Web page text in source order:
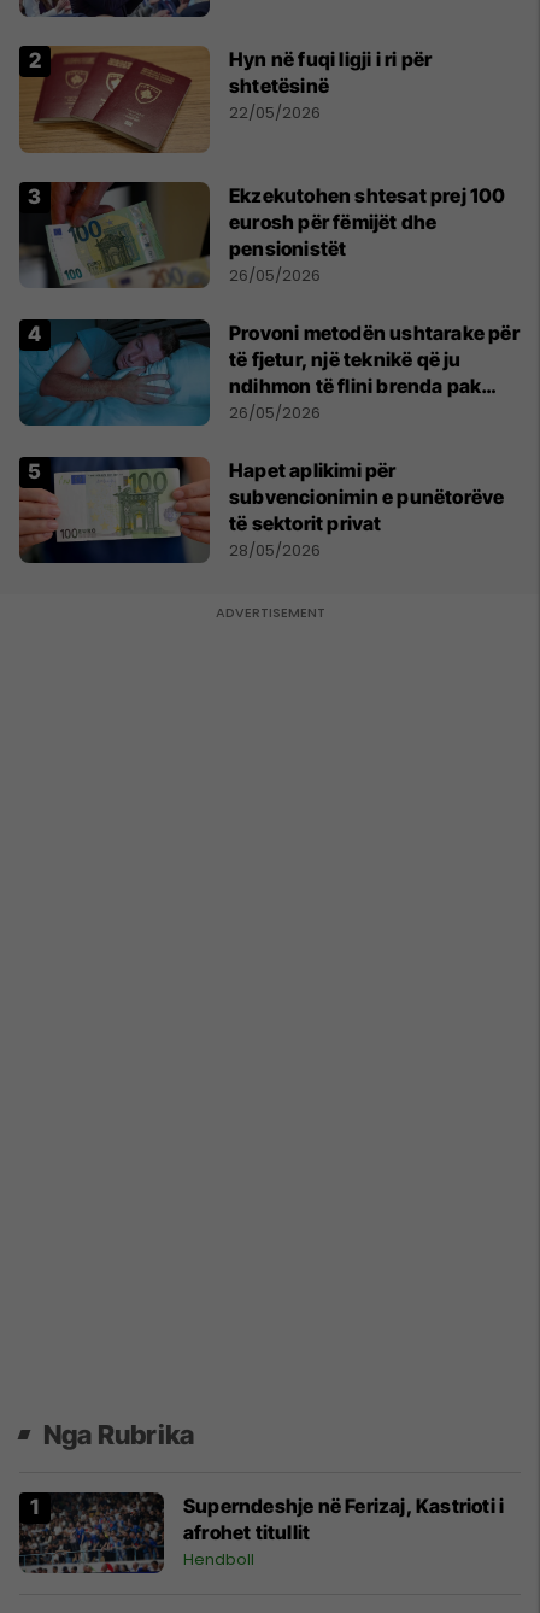
Hyn në fuqi ligji i ri për
shtetësinë
22/05/2026
Ekzekutohen shtesat prej 100
eurosh për fëmijët dhe
pensionistët
26/05/2026
Provoni metodën ushtarake për
të fjetur, një teknikë që ju
ndihmon të flini brenda pak
minutash
26/05/2026
Hapet aplikimi për
subvencionimin e punëtorëve
të sektorit privat
28/05/2026
Nga Rubrika
Superndeshje në Ferizaj, Kastrioti i
afrohet titullit
Hendboll